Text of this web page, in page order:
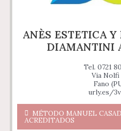
ANÈS ESTETICA Y
DIAMANTINI
Tel. 0721
Via Nolfi
Fano
urly.es/
MÉTODO MANUEL
ACREDITADOS